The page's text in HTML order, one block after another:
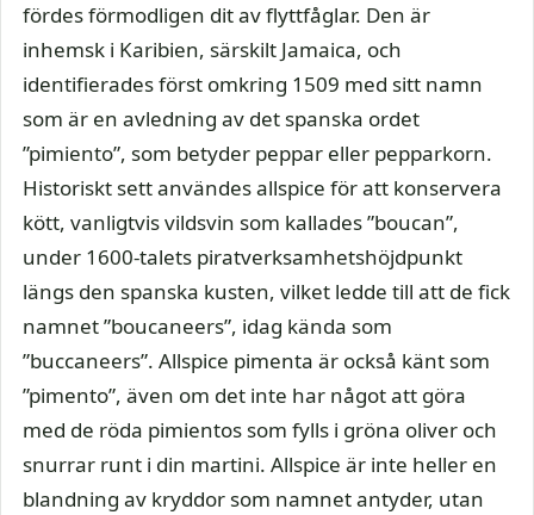
fördes förmodligen dit av flyttfåglar. Den är
inhemsk i Karibien, särskilt Jamaica, och
identifierades först omkring 1509 med sitt namn
som är en avledning av det spanska ordet
”pimiento”, som betyder peppar eller pepparkorn.
Historiskt sett användes allspice för att konservera
kött, vanligtvis vildsvin som kallades ”boucan”,
under 1600-talets piratverksamhetshöjdpunkt
längs den spanska kusten, vilket ledde till att de fick
namnet ”boucaneers”, idag kända som
”buccaneers”. Allspice pimenta är också känt som
”pimento”, även om det inte har något att göra
med de röda pimientos som fylls i gröna oliver och
snurrar runt i din martini. Allspice är inte heller en
blandning av kryddor som namnet antyder, utan